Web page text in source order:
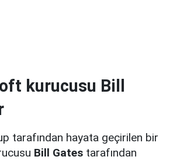
kurucusu Bill
tarafından hayata geçirilen bir
Bill Gates tarafından